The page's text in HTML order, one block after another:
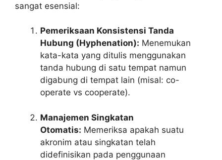
sangat esensial:
Pemeriksaan Konsistensi Tanda
Hubung (Hyphenation): Menemukan
kata-kata yang ditulis menggunakan
tanda hubung di satu tempat namun
digabung di tempat lain (misal: co-
operate vs cooperate).
Manajemen Singkatan
Otomatis: Memeriksa apakah suatu
akronim atau singkatan telah
didefinisikan pada penggunaan